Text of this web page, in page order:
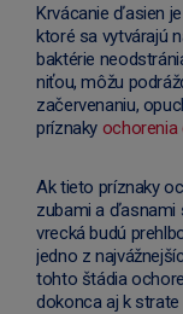
Krvácanie ďasien
ktoré sa vytvárajú
baktérie
niťou, môžu
začervenaniu,
príznaky ochorenia
Ak tieto príznaky
zubami a ďasnami
vrecká budú
jedno z
tohto štádia
dokonca aj k strate